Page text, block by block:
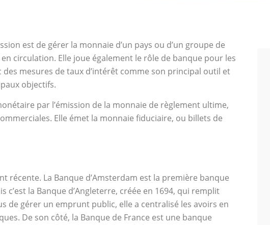
est de gérer la monnaie d’un pays ou d’un groupe de
circulation. Elle joue également le rôle de banque pour les
mesures de taux d’intérêt comme son principal outil et
objectifs.
par l’émission de la monnaie de règlement ultime,
Elle émet la monnaie fiduciaire, ou billets de
récente. La Banque d’Amsterdam est la première banque
la Banque d’Angleterre, créée en 1694, qui remplit
de gérer un emprunt public, elle a centralisé les avoirs en
De son côté, la Banque de France est une banque